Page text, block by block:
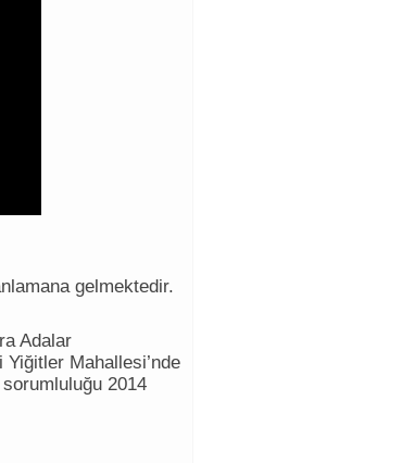
gelmektedir.
Adalar
Yiğitler Mahallesi’nde
2014